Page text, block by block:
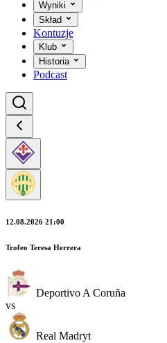
Wyniki
Skład
Kontuzje
Klub
Historia
Podcast
12.08.2026 21:00
Trofeo Teresa Herrera
Deportivo A Coruña
vs
Real Madryt